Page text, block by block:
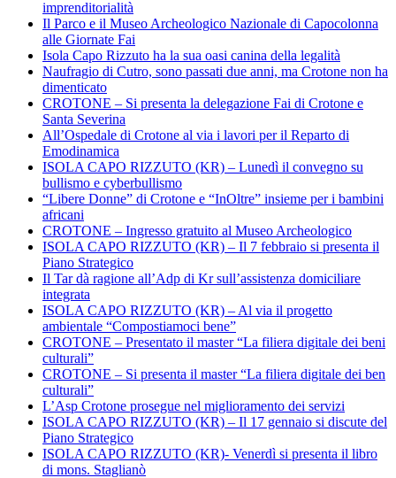
imprenditorialità
Il Parco e il Museo Archeologico Nazionale di Capocolonna
alle Giornate Fai
Isola Capo Rizzuto ha la sua oasi canina della legalità
Naufragio di Cutro, sono passati due anni, ma Crotone non ha
dimenticato
CROTONE – Si presenta la delegazione Fai di Crotone e
Santa Severina
All’Ospedale di Crotone al via i lavori per il Reparto di
Emodinamica
ISOLA CAPO RIZZUTO (KR) – Lunedì il convegno su
bullismo e cyberbullismo
“Libere Donne” di Crotone e “InOltre” insieme per i bambini
africani
CROTONE – Ingresso gratuito al Museo Archeologico
ISOLA CAPO RIZZUTO (KR) – Il 7 febbraio si presenta il
Piano Strategico
Il Tar dà ragione all’Adp di Kr sull’assistenza domiciliare
integrata
ISOLA CAPO RIZZUTO (KR) – Al via il progetto
ambientale “Compostiamoci bene”
CROTONE – Presentato il master “La filiera digitale dei beni
culturali”
CROTONE – Si presenta il master “La filiera digitale dei ben
culturali”
L’Asp Crotone prosegue nel miglioramento dei servizi
ISOLA CAPO RIZZUTO (KR) – Il 17 gennaio si discute del
Piano Strategico
ISOLA CAPO RIZZUTO (KR)- Venerdì si presenta il libro
di mons. Staglianò